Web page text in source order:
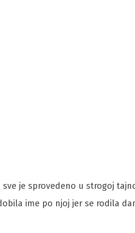
je sprovedeno u strogoj
ime po njoj jer se rodila